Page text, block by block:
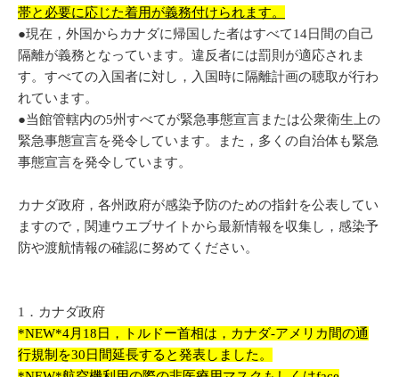
帯と必要に応じた着用が義務付けられます。
●現在，外国からカナダに帰国した者はすべて14日間の自己
隔離が義務となっています。違反者には罰則が適応されま
す。すべての入国者に対し，入国時に隔離計画の聴取が行わ
れています。
●当館管轄内の5州すべてが緊急事態宣言または公衆衛生上の
緊急事態宣言を発令しています。また，多くの自治体も緊急
事態宣言を発令しています。
カナダ政府，各州政府が感染予防のための指針を公表してい
ますので，関連ウエブサイトから最新情報を収集し，感染予
防や渡航情報の確認に努めてください。
1．カナダ政府
*NEW*4月18日，トルドー首相は，カナダ-アメリカ間の通
行規制を30日間延長すると発表しました。